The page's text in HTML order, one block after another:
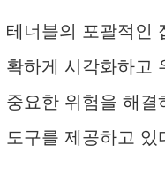
테너블의 포괄적인
확하게 시각화하고
중요한 위험을 해
도구를 제공하고 있